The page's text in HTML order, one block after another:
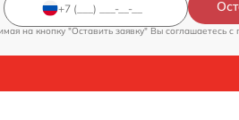
на кнопку "Оставить заявку" Вы соглашаетесь c